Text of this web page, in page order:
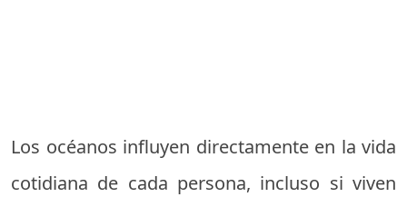
Los océanos influyen directamente en la vida
cotidiana de cada persona, incluso si viven